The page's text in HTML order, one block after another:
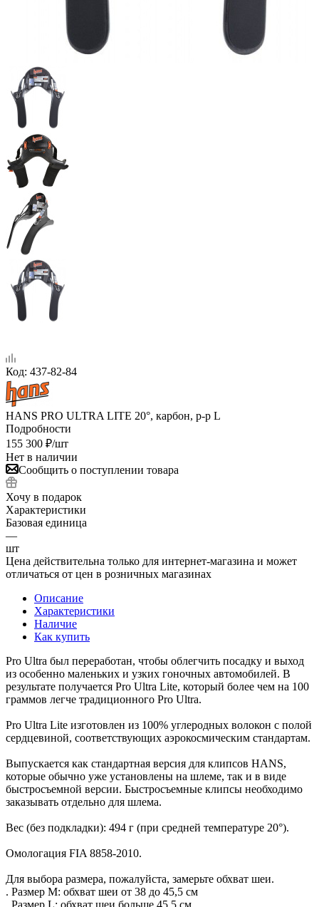
Код: 437-82-84
HANS PRO ULTRA LITE 20°, карбон, р-р L
Подробности
155 300 ₽/шт
Нет в наличии
Сообщить о поступлении товара
Хочу в подарок
Характеристики
Базовая единица
—
шт
Цена действительна только для интернет-магазина и может
отличаться от цен в розничных магазинах
Описание
Характеристики
Наличие
Как купить
Pro Ultra был переработан, чтобы облегчить посадку и выход
из особенно маленьких и узких гоночных автомобилей. В
результате получается Pro Ultra Lite, который более чем на 100
граммов легче традиционного Pro Ultra.
Pro Ultra Lite изготовлен из 100% углеродных волокон с полой
сердцевиной, соответствующих аэрокосмическим стандартам.
Выпускается как стандартная версия для клипсов HANS,
которые обычно уже установлены на шлеме, так и в виде
быстросъемной версии. Быстросъемные клипсы необходимо
заказывать отдельно для шлема.
Вес (без подкладки): 494 г (при средней температуре 20°).
Омологация FIA 8858-2010.
Для выбора размера, пожалуйста, замерьте обхват шеи.
. Размер M: обхват шеи от 38 до 45,5 см
. Размер L: обхват шеи больше 45,5 см